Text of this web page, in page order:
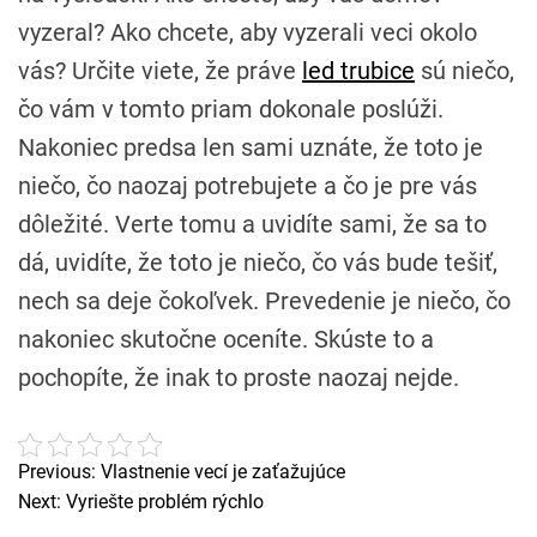
vyzeral? Ako chcete, aby vyzerali veci okolo
vás? Určite viete, že práve led trubice sú niečo,
čo vám v tomto priam dokonale poslúži.
Nakoniec predsa len sami uznáte, že toto je
niečo, čo naozaj potrebujete a čo je pre vás
dôležité. Verte tomu a uvidíte sami, že sa to
dá, uvidíte, že toto je niečo, čo vás bude tešiť,
nech sa deje čokoľvek. Prevedenie je niečo, čo
nakoniec skutočne oceníte. Skúste to a
pochopíte, že inak to proste naozaj nejde.
N
Previous: Vlastnenie vecí je zaťažujúce
Next: Vyriešte problém rýchlo